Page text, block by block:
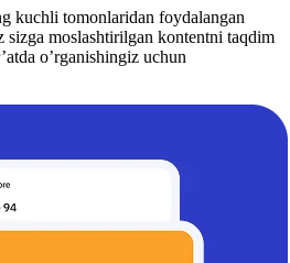
kuchli tomonlaridan foydalangan
sizga moslashtirilgan kontentni taqdim
o’rganishingiz uchun